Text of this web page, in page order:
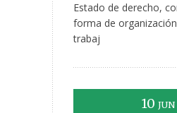
Estado de derecho,
forma de
trabaj
10 JUN